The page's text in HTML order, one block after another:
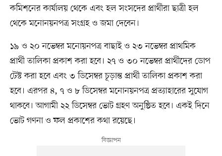
কমিশনের কার্যালয় থেকে এবং হল সংসদের প্রার্থীরা ছাত্রী হল
থেকে মনোনয়নপত্র সংগ্রহ ও জমা দেবেন।
১৯ ও ২০ নভেম্বর মনোয়নপত্র বাছাই ও ২৩ নভেম্বর প্রাথমিক
প্রার্থী তালিকা প্রকাশ করা হবে। ২৭ ও ৩০ নভেম্বর প্রার্থীদের ডোপ
টেস্ট করা হবে এবং ৩ ডিসেম্বর চূড়ান্ত প্রার্থী তালিকা প্রকাশ করা
হবে। এরপর ৪, ৭ ও ৮ ডিসেম্বর মনোনয়নপত্র প্রত্যাহারের সুযোগ
থাকবে। আগামী ২২ ডিসেম্বর ভোট গ্রহণ অনুষ্ঠিত হবে। একই দিনে
ভোট গণনা ও ফল প্রকাশের কথা রয়েছে।